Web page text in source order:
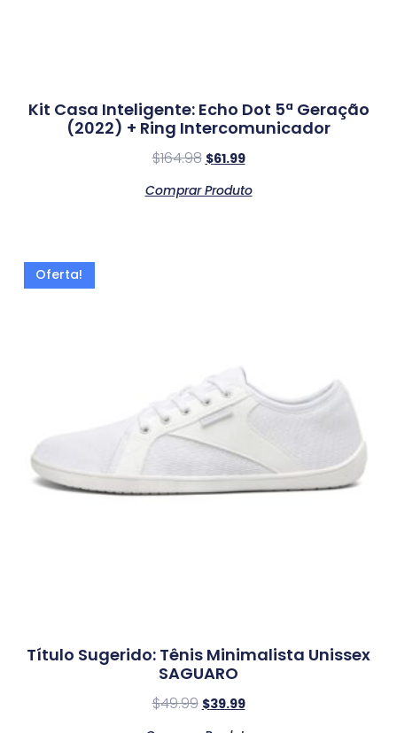
Kit Casa Inteligente: Echo Dot 5ª Geração
(2022) + Ring Intercomunicador
$164.98 $61.99
Comprar Produto
Oferta!
Título Sugerido: Tênis Minimalista Unissex
SAGUARO
$49.99 $39.99